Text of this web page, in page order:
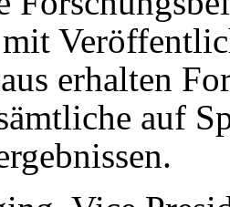
erhalten
auf